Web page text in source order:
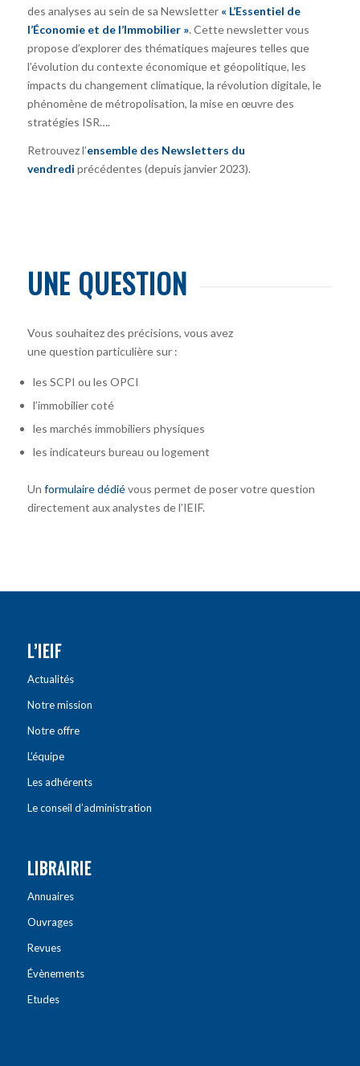
des analyses au sein de sa Newsletter « L’Essentiel de
l’Économie et de l’Immobilier ». Cette newsletter vous
propose d’explorer des thématiques majeures telles que
l’évolution du contexte économique et géopolitique, les
impacts du changement climatique, la révolution digitale, le
phénomène de métropolisation, la mise en œuvre des
stratégies ISR….
Retrouvez l’ensemble des Newsletters du
vendredi précédentes (depuis janvier 2023).
UNE QUESTION
Vous souhaitez des précisions, vous avez
une question particulière sur :
les SCPI ou les OPCI
l’immobilier coté
les marchés immobiliers physiques
les indicateurs bureau ou logement
Un formulaire dédiévous permet de poser votre question
directement aux analystes de l’IEIF.
L’IEIF
Actualités
Notre mission
Notre offre
L’équipe
Les adhérents
Le conseil d’administration
LIBRAIRIE
Annuaires
Ouvrages
Revues
Évènements
Etudes